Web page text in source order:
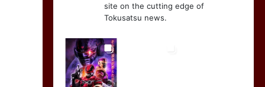
site on the cutting edge of
Tokusatsu news.